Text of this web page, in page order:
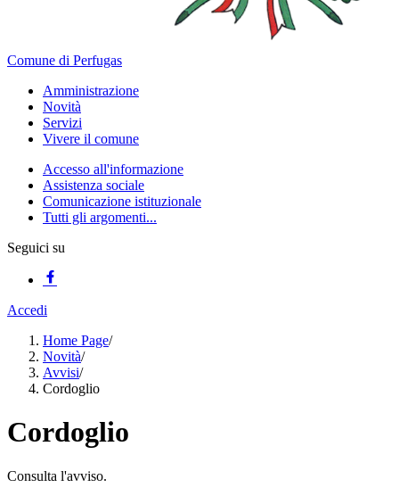
Comune di Perfugas
Amministrazione
Novità
Servizi
Vivere il comune
Accesso all'informazione
Assistenza sociale
Comunicazione istituzionale
Tutti gli argomenti...
Seguici su
Accedi
Home Page/
Novità/
Avvisi/
Cordoglio
Cordoglio
Consulta l'avviso.